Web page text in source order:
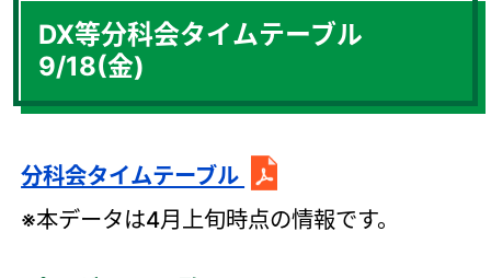
DX等分科会タイムテーブル
9/18(金)
分科会タイムテーブル
※本データは4月上旬時点の情報です。